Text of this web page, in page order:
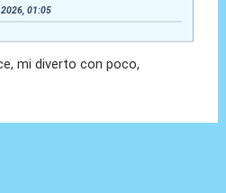
01:05
mi diverto con poco,